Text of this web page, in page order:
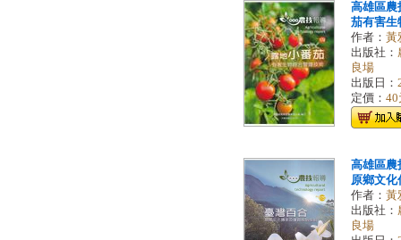
高雄區農
茄有害生
作者： 黃
出版社：
良場
出版日：
定價： 40
高雄區農
原鄉文化
作者： 黃
出版社：
良場